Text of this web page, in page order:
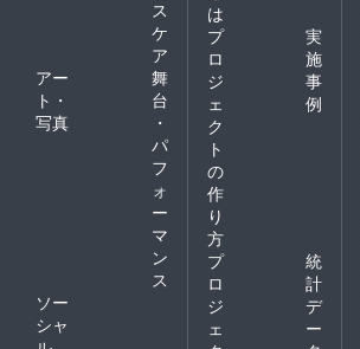
ス
ケ
ア
アー
ト・
写真
舞
台
・
パ
フ
ォ
ー
マ
ン
ス
ソー
シャ
は
プ
ロ
ジ
ェ
ク
ト
の
作
り
方
実
施
事
例
プ
ロ
ジ
ェ
統
計
デ
ー